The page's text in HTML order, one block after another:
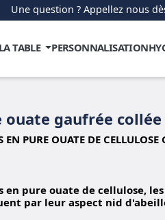
Une question ? Appellez nous
TABLE PERSONNALISATION
ouate gaufrée collée
EN PURE OUATE DE CELLULOSE
en pure ouate de cellulose,
par leur aspect nid